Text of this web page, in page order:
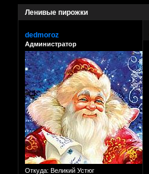
Ленивые пирожки
dedmoroz
Администратор
Откуда: Великий Устюг